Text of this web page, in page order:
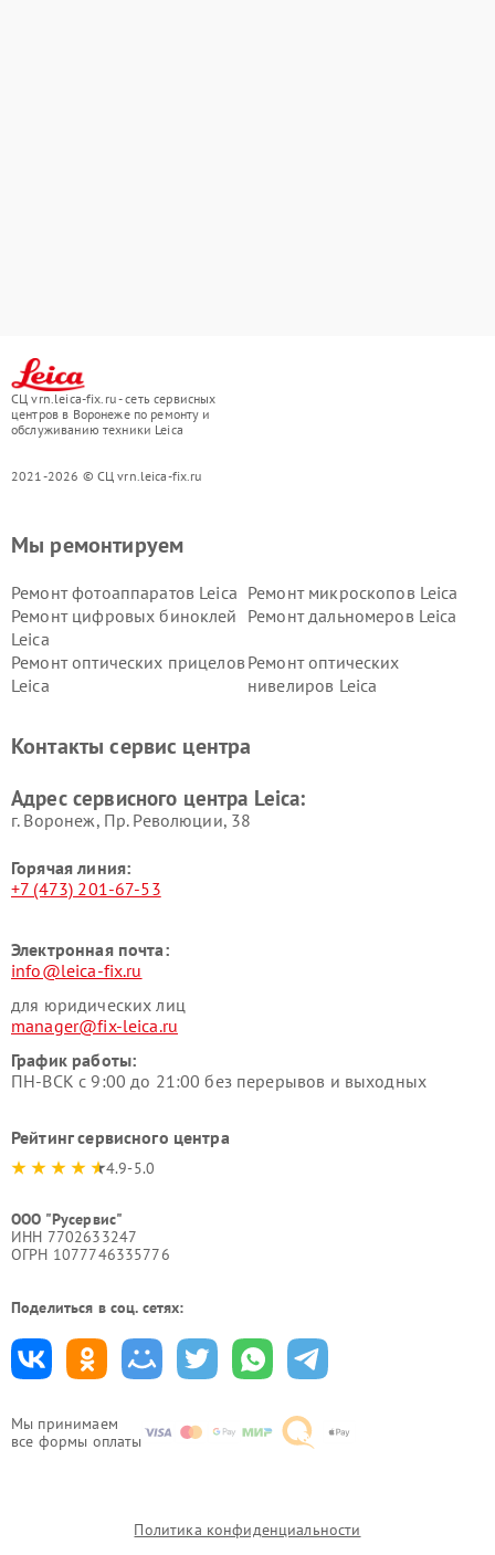
СЦ vrn.leica-fix.ru - сеть сервисных
центров в Воронеже по ремонту и
обслуживанию техники Leica
2021-2026 © СЦ vrn.leica-fix.ru
Мы принимаем
все формы оплаты
Мы ремонтируем
Ремонт фотоаппаратов Leica Ремонт микроскопов Leica
Ремонт цифровых биноклей
Leica
Ремонт дальномеров Leica
Ремонт оптических прицелов
Leica
Ремонт оптических
нивелиров Leica
Контакты сервис центра
Адрес сервисного центра Leica:
г. Воронеж, Пр. Революции, 38
Горячая линия:
+7 (473) 201-67-53
Электронная почта:
info@leica-fix.ru
для юридических лиц
manager@fix-leica.ru
График работы:
ПН-ВСК с 9:00 до 21:00 без перерывов и выходных
Рейтинг сервисного центра
4.9-5.0
ООО "Русервис"
ИНН 7702633247
ОГРН 1077746335776
Поделиться в соц. сетях:
Политика конфиденциальности